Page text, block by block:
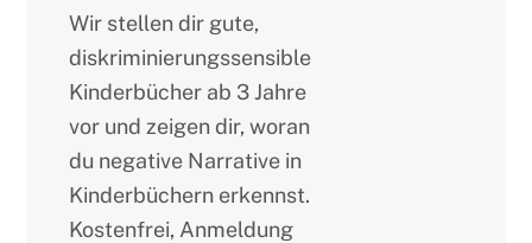
Wir stellen dir gute,
diskriminierungssensible
Kinderbücher ab 3 Jahre
vor und zeigen dir, woran
du negative Narrative in
Kinderbüchern erkennst.
Kostenfrei, Anmeldung